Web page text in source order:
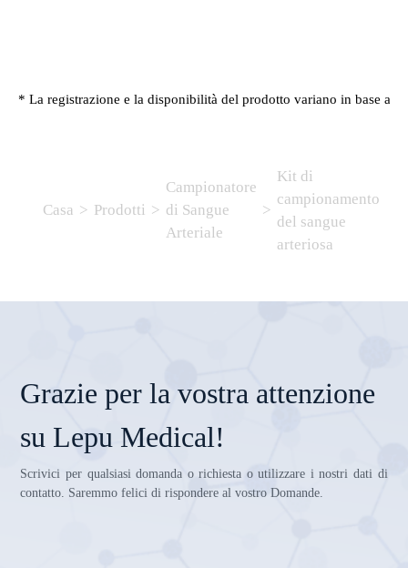
* La registrazione e la disponibilità del prodotto variano in base al
Casa > Prodotti >
Campionatore
di Sangue
Arteriale
>
Kit di
campionamento
del sangue
arteriosa
Grazie per la vostra attenzione
su Lepu Medical!
Scrivici per qualsiasi domanda o richiesta o utilizzare i nostri dati di
contatto. Saremmo felici di rispondere al vostro Domande.